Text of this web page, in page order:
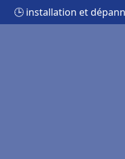
🕒 installation et